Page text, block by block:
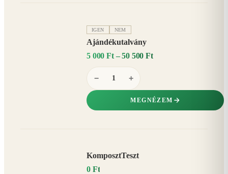
IGEN NEM
Ajándékutalvány
5 000 Ft – 50 500 Ft
− +
MEGNÉZEM
KomposztTeszt
0 Ft